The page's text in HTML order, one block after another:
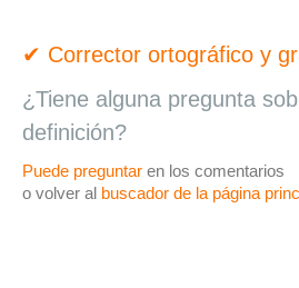
✔ Corrector ortográfico y
¿Tiene alguna pregunta
definición?
Puede preguntar en los comentarios
o volver al buscador de la página